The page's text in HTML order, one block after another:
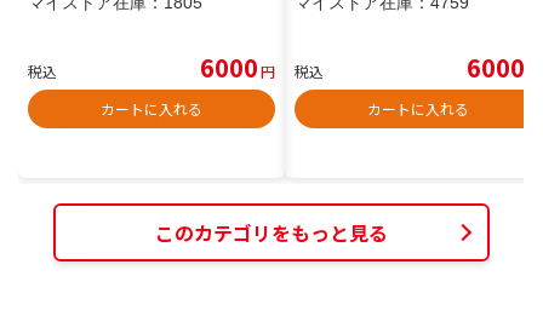
税込 6000円
カートに入れる
税込 6000
カートに入れる
このカテゴリをもっと見る